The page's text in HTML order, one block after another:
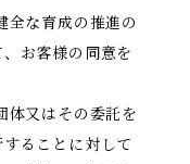
全な育成の推進の
お客様の同意を
体又はその委託を
ることに対して